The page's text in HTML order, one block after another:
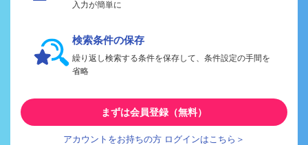
入力が簡単に
検索条件の保存
繰り返し検索する条件を保存して、条件設定の手間を
省略
まずは会員登録（無料）
アカウントをお持ちの方 ログインはこちら＞